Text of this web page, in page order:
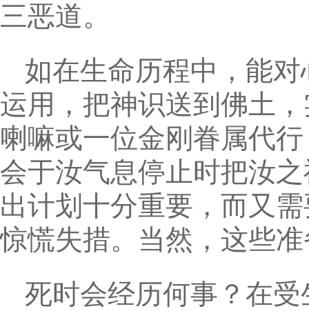
三恶道。
如在生命历程中，能
运用，把神识送到佛土
喇嘛或一位金刚眷属代
会于汝气息停止时把汝
出计划十分重要，而又
惊慌失措。当然，这些
死时会经历何事？在